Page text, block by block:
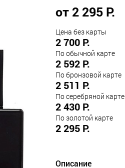
от 2 295 Р.
Цена без карты
2 700 Р.
По обычной карте
2 592 Р.
По бронзовой карте
2 511 Р.
По серебряной карте
2 430 Р.
По золотой карте
2 295 Р.
Описание